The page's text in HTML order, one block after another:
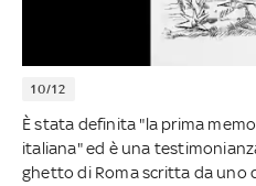
10/12
È stata definita "la prima
italiana" ed è una
ghetto di Roma scritta da uno